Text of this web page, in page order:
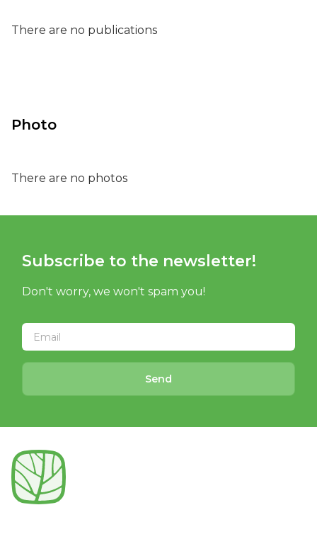
There are no publications
Photo
There are no photos
Subscribe to the newsletter!
Don't worry, we won't spam you!
Send